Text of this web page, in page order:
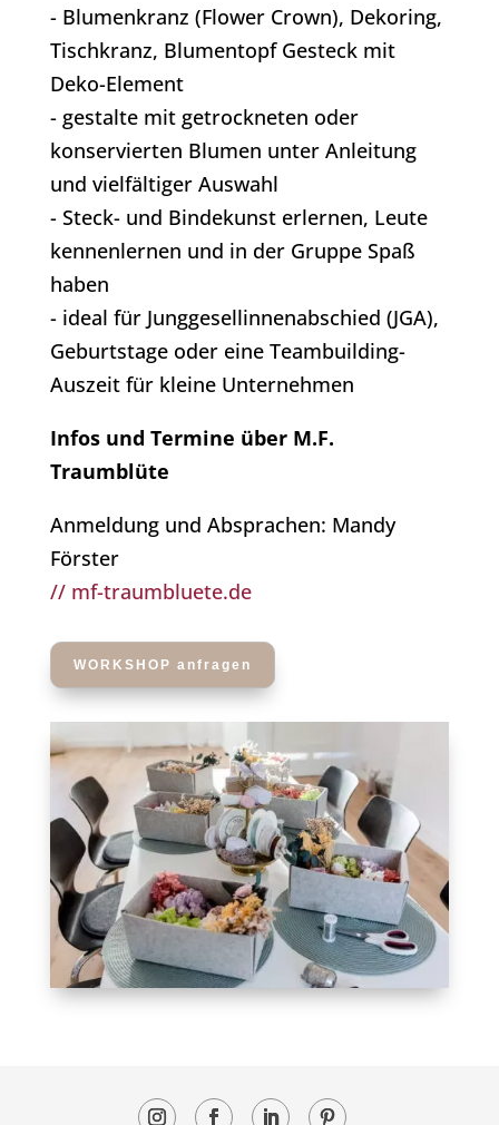
- Blumenkranz (Flower Crown), Dekoring,
Tischkranz, Blumentopf Gesteck mit
Deko-Element
- gestalte mit getrockneten oder
konservierten Blumen unter Anleitung
und vielfältiger Auswahl
- Steck- und Bindekunst erlernen, Leute
kennenlernen und in der Gruppe Spaß
haben
- ideal für Junggesellinnenabschied (JGA),
Geburtstage oder eine Teambuilding-
Auszeit für kleine Unternehmen
Infos und Termine über M.F.
Traumblüte
Anmeldung und Absprachen: Mandy
Förster
// mf-traumbluete.de
WORKSHOP anfragen